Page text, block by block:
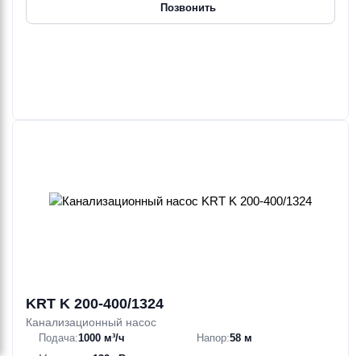
Позвонить
KRT K 200-400/1324
Канализационный насос
Подача:1000 м³/ч Напор:58 м